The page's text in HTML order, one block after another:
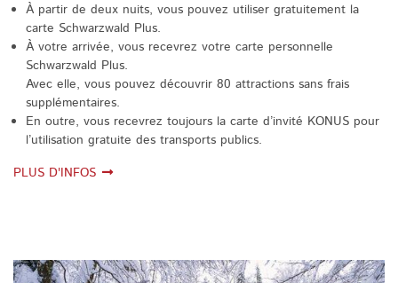
À partir de deux nuits, vous pouvez utiliser gratuitement la
carte Schwarzwald Plus.
À votre arrivée, vous recevrez votre carte personnelle
Schwarzwald Plus.
Avec elle, vous pouvez découvrir 80 attractions sans frais
supplémentaires.
En outre, vous recevrez toujours la carte d’invité KONUS pour
l’utilisation gratuite des transports publics.
PLUS D'INFOS